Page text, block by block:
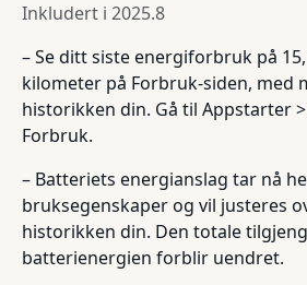
Inkludert i 2025.8
– Se ditt siste energiforbruk på
kilometer på Forbruk-siden, med
historikken din. Gå til Appstarter
Forbruk.
– Batteriets energianslag tar nå
bruksegenskaper og vil justeres
historikken din. Den totale
batterienergien forblir uendret.